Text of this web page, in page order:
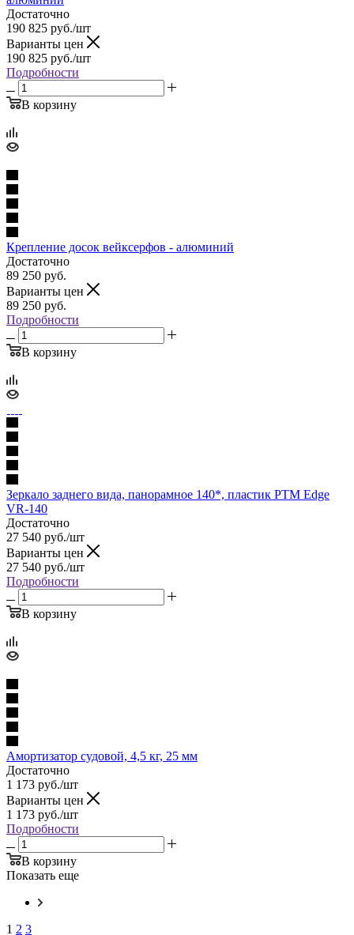
Достаточно
190 825 руб./шт
Варианты цен
190 825 руб./шт
Подробности
В корзину
Крепление досок вейксерфов - алюминий
Достаточно
89 250 руб.
Варианты цен
89 250 руб.
Подробности
В корзину
Зеркало заднего вида, панорамное 140*, пластик PTM Edge‎
VR-140
Достаточно
27 540 руб./шт
Варианты цен
27 540 руб./шт
Подробности
В корзину
Амортизатор судовой, 4,5 кг, 25 мм
Достаточно
1 173 руб./шт
Варианты цен
1 173 руб./шт
Подробности
В корзину
Показать еще
1 2 3